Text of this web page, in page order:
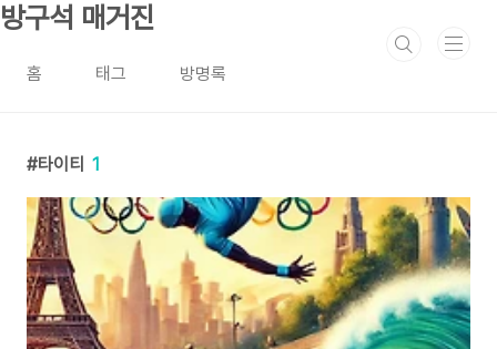
본문 바로가기
방구석 매거진
홈 태그 방명록
타이티 1